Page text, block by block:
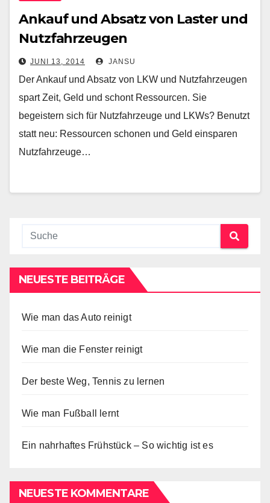
Ankauf und Absatz von Laster und
Nutzfahrzeugen
JUNI 13, 2014 JANSU
Der Ankauf und Absatz von LKW und Nutzfahrzeugen
spart Zeit, Geld und schont Ressourcen. Sie
begeistern sich für Nutzfahrzeuge und LKWs? Benutzt
statt neu: Ressourcen schonen und Geld einsparen
Nutzfahrzeuge…
NEUESTE BEITRÄGE
Wie man das Auto reinigt
Wie man die Fenster reinigt
Der beste Weg, Tennis zu lernen
Wie man Fußball lernt
Ein nahrhaftes Frühstück – So wichtig ist es
NEUESTE KOMMENTARE